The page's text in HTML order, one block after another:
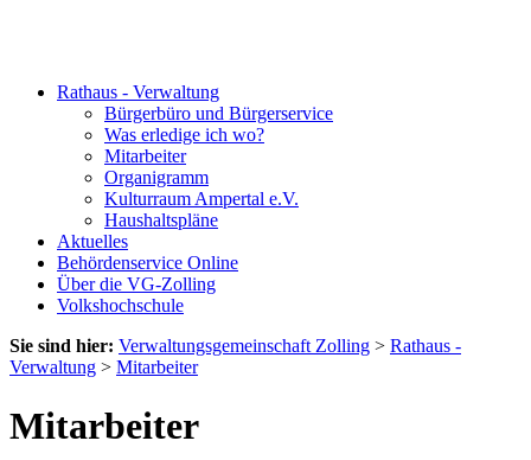
Rathaus - Verwaltung
Bürgerbüro und Bürgerservice
Was erledige ich wo?
Mitarbeiter
Organigramm
Kulturraum Ampertal e.V.
Haushaltspläne
Aktuelles
Behördenservice Online
Über die VG-Zolling
Volkshochschule
Sie sind hier: Verwaltungsgemeinschaft Zolling > Rathaus -
Verwaltung > Mitarbeiter
Mitarbeiter